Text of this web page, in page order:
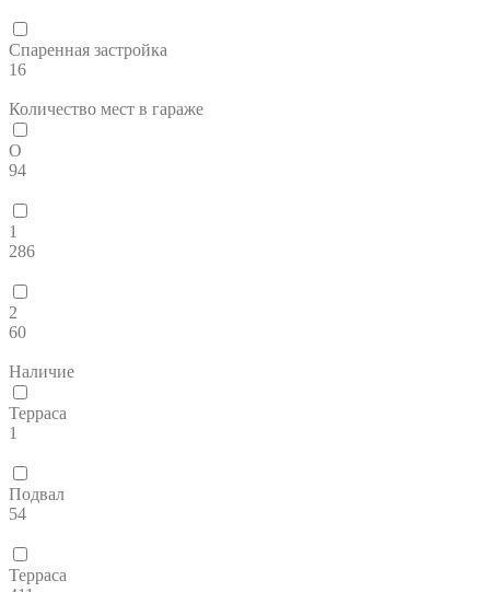
Спаренная застройка
16
Количество мест в гараже
O
94
1
286
2
60
Наличие
Терраса
1
Подвал
54
Терраса